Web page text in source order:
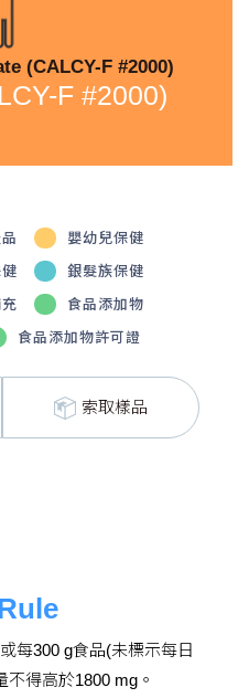
(CALCY-F #2000)
F #2000)
嬰幼兒保健
銀髮族保健
食品添加物
食品添加物許可證
索取樣品
每300 g食品(未標示每日
得高於1800 mg。